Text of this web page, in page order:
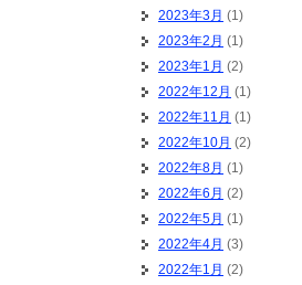
2023年3月 (1)
2023年2月 (1)
2023年1月 (2)
2022年12月 (1)
2022年11月 (1)
2022年10月 (2)
2022年8月 (1)
2022年6月 (2)
2022年5月 (1)
2022年4月 (3)
2022年1月 (2)